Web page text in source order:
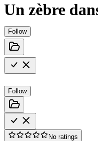
Un zèbre
Follow
Follow
No ratings